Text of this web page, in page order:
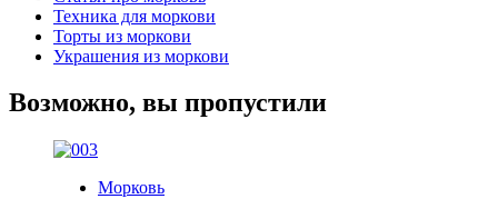
Техника для моркови
Торты из моркови
Украшения из моркови
Возможно, вы пропустили
Морковь